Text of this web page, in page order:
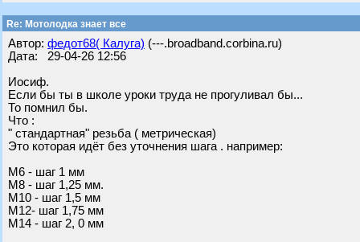
Re: Мотолодка знает все
Автор: федот68( Калуга) (---.broadband.corbina.ru)
Дата: 29-04-26 12:56
Иосиф.
Если бы ты в школе уроки труда не прогуливал бы...
То помнил бы.
Что :
" стандартная" резьба ( метрическая)
Это которая идёт без уточнения шага . например:
М6 - шаг 1 мм
М8 - шаг 1,25 мм.
М10 - шаг 1,5 мм
М12- шаг 1,75 мм
М14 - шаг 2, 0 мм